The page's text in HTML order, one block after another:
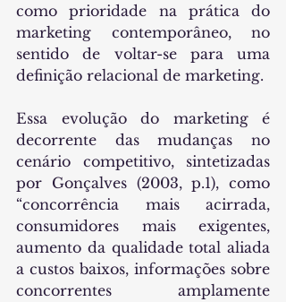
como prioridade na prática do
marketing contemporâneo, no
sentido de voltar-se para uma
definição relacional de marketing.
Essa evolução do marketing é
decorrente das mudanças no
cenário competitivo, sintetizadas
por Gonçalves (2003, p.1), como
“concorrência mais acirrada,
consumidores mais exigentes,
aumento da qualidade total aliada
a custos baixos, informações sobre
concorrentes amplamente